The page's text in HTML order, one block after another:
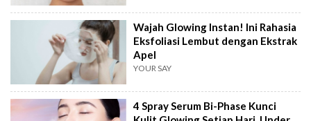
Wajah Glowing Instan! Ini Rahasia
Eksfoliasi Lembut dengan Ekstrak
Apel
YOUR SAY
4 Spray Serum Bi-Phase Kunci